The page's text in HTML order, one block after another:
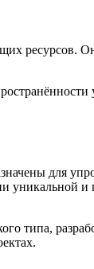
ресурсов.
для
уникальной и
типа,